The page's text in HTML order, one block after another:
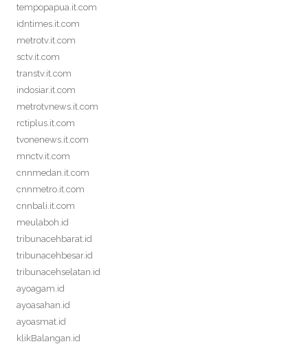
tempopapua.it.com
idntimes.it.com
metrotv.it.com
sctv.it.com
transtv.it.com
indosiar.it.com
metrotvnews.it.com
rctiplus.it.com
tvonenews.it.com
mnctv.it.com
cnnmedan.it.com
cnnmetro.it.com
cnnbali.it.com
meulaboh.id
tribunacehbarat.id
tribunacehbesar.id
tribunacehselatan.id
ayoagam.id
ayoasahan.id
ayoasmat.id
klikBalangan.id